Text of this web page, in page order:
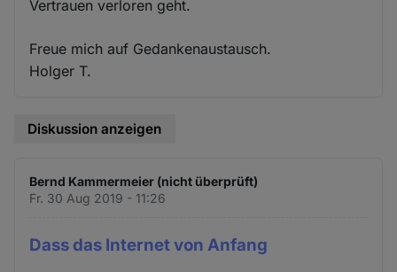
Vertrauen verloren geht.
Freue mich auf Gedankenaustausch.
Holger T.
Diskussion anzeigen
Bernd Kammermeier (nicht überprüft)
Fr. 30 Aug 2019 - 11:26
Dass das Internet von Anfang